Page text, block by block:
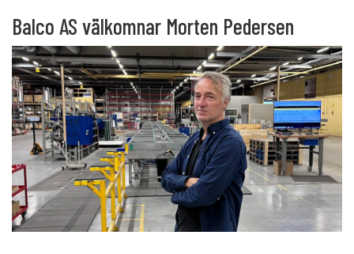
Balco AS välkomnar Morten Pedersen